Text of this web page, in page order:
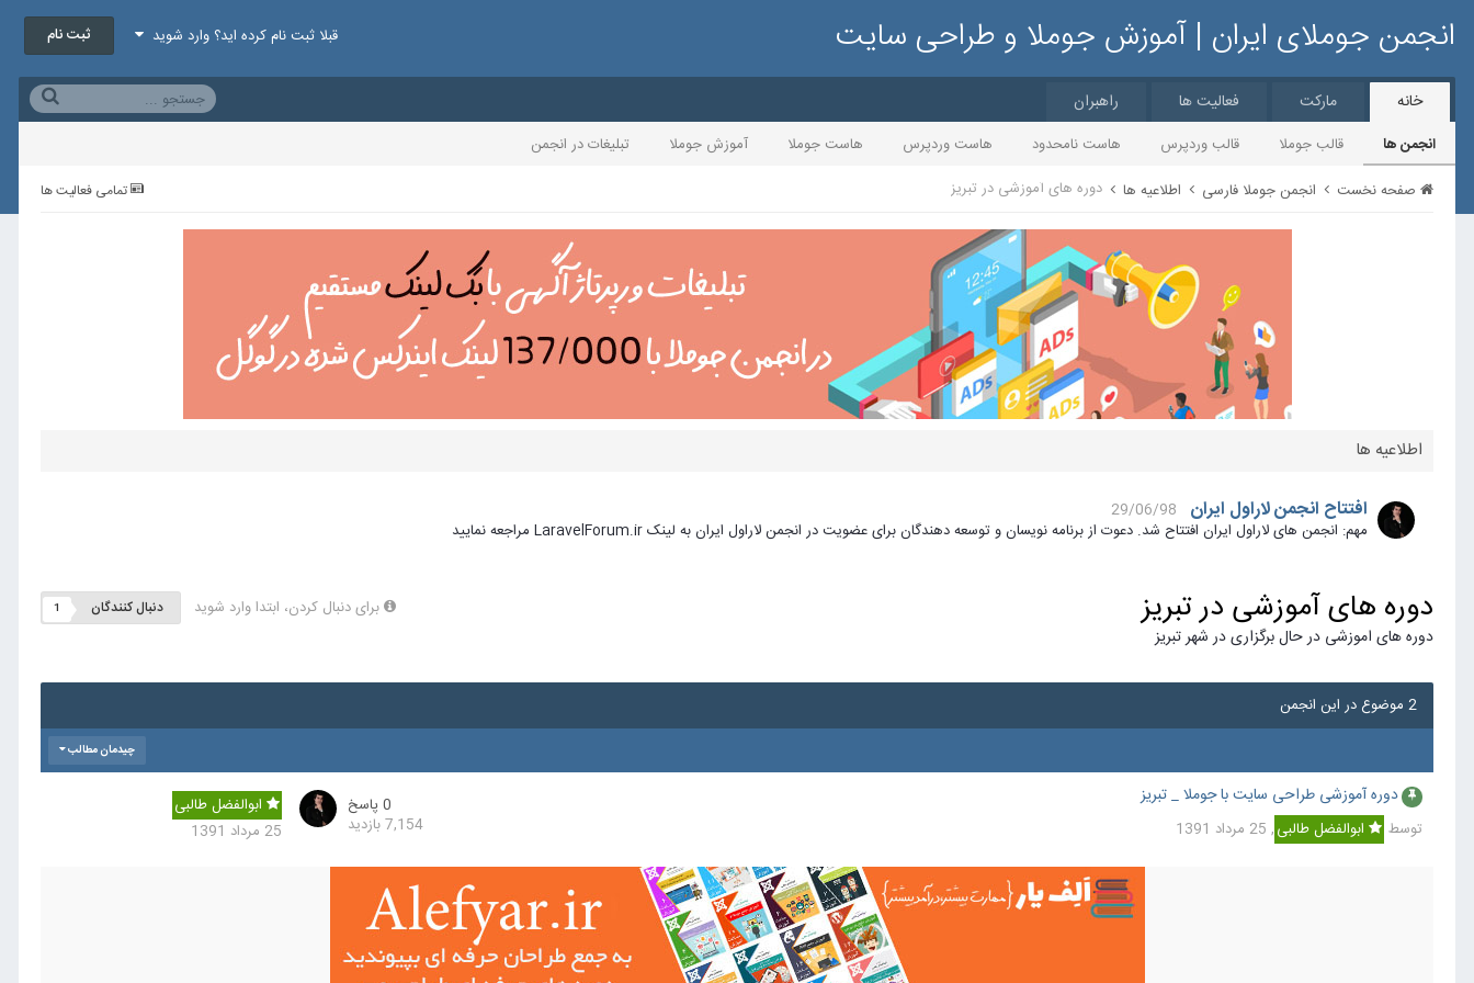
انجمن جوملای ایران | آموزش جوملا و طراحی سایت قبلا ثبت نام کرده اید؟ وارد شوید ثبت نام
خانه
انجمن ها قالب جوملا قالب وردپرس هاست نامحدود هاست وردپرس هاست جوملا آموزش جوملا تبلیغات در انجمن
مارکت فعالیت ها راهبران
تمامی فعالیت ها صفحه نخست انجمن جوملا فارسی اطلاعیه ها دوره های آموزشی در تبریز
اطلاعیه ها
افتتاح انجمن لاراول ایران
29/06/98
مهم: انجمن های لاراول ایران افتتاح شد. دعوت از برنامه نویسان و توسعه دهندگان برای عضویت در انجمن لاراول ایران به لینک LaravelForum.ir مراجعه نمایید
دوره های آموزشی در تبریز برای دنبال کردن، ابتدا وارد شوید دنبال کنندگان 1
دوره های اموزشی در حال برگزاری در شهر تبریز
2 موضوع در این انجمن
چیدمان مطالب
دوره آموزشی طراحی سایت با جوملا _ تبریز
توسط ابوالفضل طالبی, 25 مرداد 1391
0 پاسخ
7,154بازدید
ابوالفضل طالبی
25 مرداد 1391